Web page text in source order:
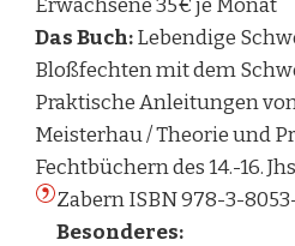
Das Buch:Lebendige
Bloßfechten mit dem
Praktische Anleitungen
Meisterhau / Theorie und
Fechtbüchern des 14.-16.
Zabern ISBN 978-3-
Besonderes: